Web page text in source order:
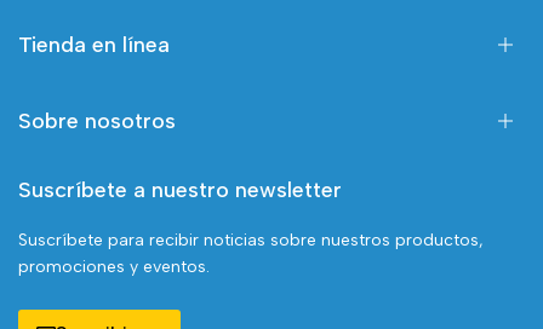
Tienda en línea
Sobre nosotros
Suscríbete a nuestro newsletter
Suscríbete para recibir noticias sobre nuestros productos,
promociones y eventos.